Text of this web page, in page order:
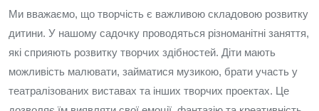
Ми вважаємо, що творчість є важливою складовою розвитку
дитини. У нашому садочку проводяться різноманітні заняття,
які сприяють розвитку творчих здібностей. Діти мають
можливість малювати, займатися музикою, брати участь у
театралізованих виставах та інших творчих проектах. Це